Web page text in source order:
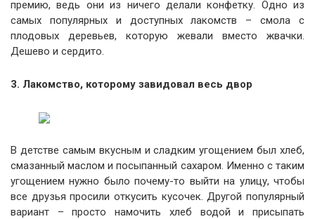
премию, ведь они из ничего делали конфетку. Одно из
самых популярных и доступных лакомств – смола с
плодовых деревьев, которую жевали вместо жвачки.
Дешево и сердито.
3. Лакомство, которому завидовал весь двор
В детстве самым вкусным и сладким угощением был хлеб,
смазанный маслом и посыпанный сахаром. Именно с таким
угощением нужно было почему-то выйти на улицу, чтобы
все друзья просили откусить кусочек. Другой популярный
вариант – просто намочить хлеб водой и присыпать